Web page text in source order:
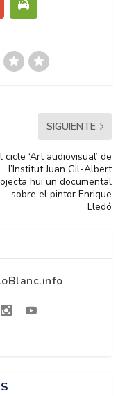
SIGUIENTE
cicle ‘Art audiovisual’ de
l’Institut Juan Gil-Albert
hui un documental
sobre el pintor Enrique
Lledó